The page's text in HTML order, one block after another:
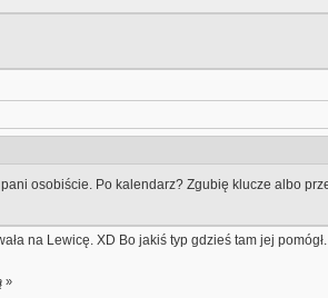
osobiście. Po kalendarz? Zgubię klucze albo
na Lewicę. XD Bo jakiś typ gdzieś tam jej
»